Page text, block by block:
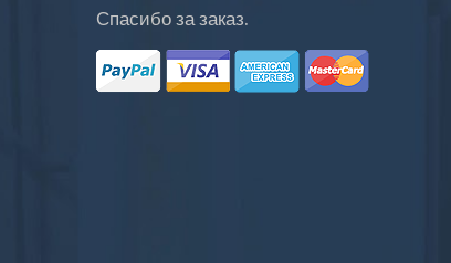
Спасибо за заказ.